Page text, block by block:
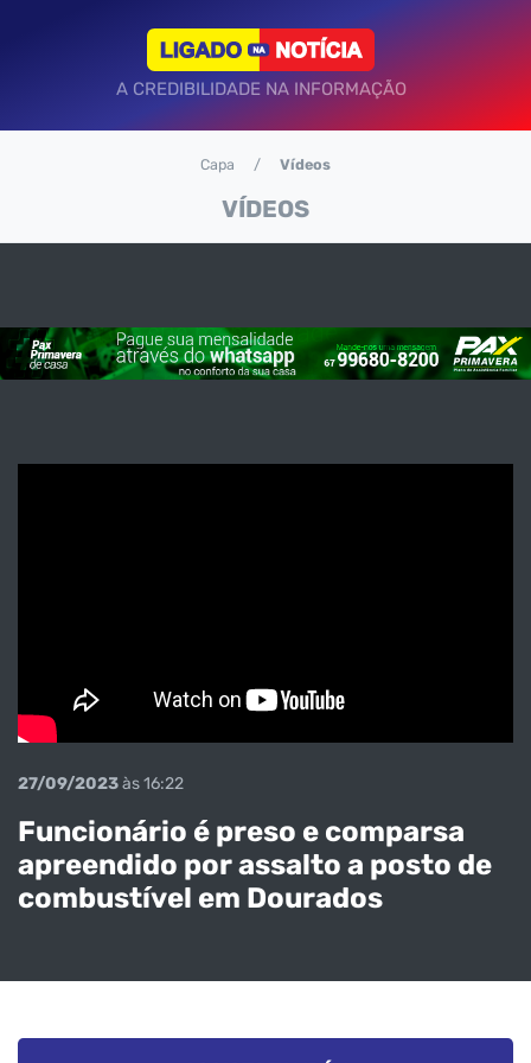
A CREDIBILIDADE NA INFORMAÇÃO
VÍDEOS
Capa Vídeos
27/09/2023às 16:22
Funcionário é preso e comparsa
apreendido por assalto a posto de
combustível em Dourados